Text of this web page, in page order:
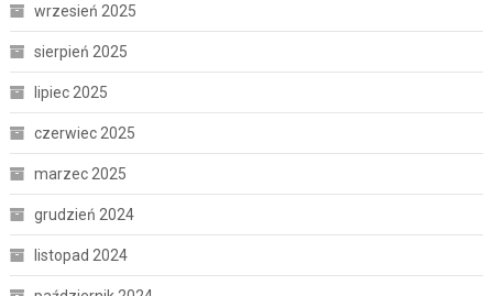
wrzesień 2025
sierpień 2025
lipiec 2025
czerwiec 2025
marzec 2025
grudzień 2024
listopad 2024